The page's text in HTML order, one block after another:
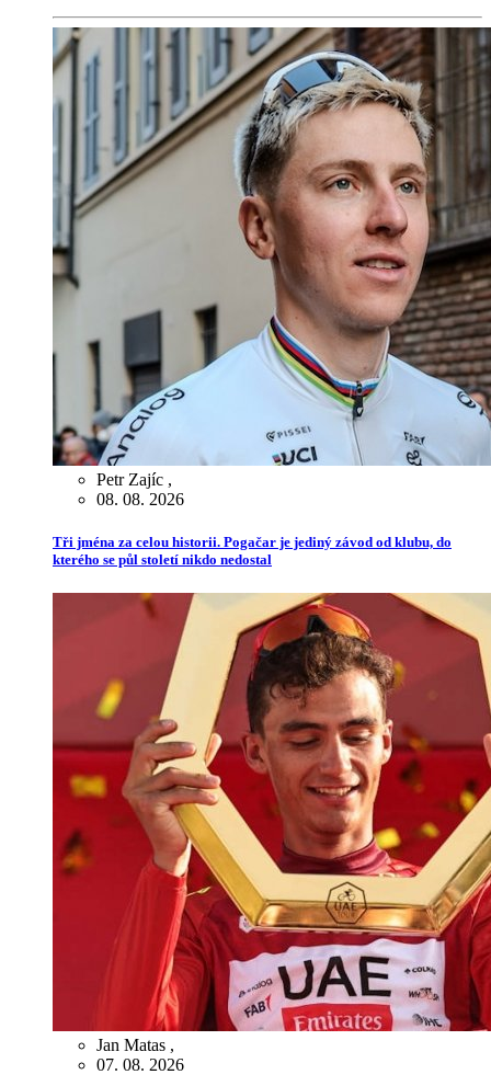
Petr Zajíc ,
08. 08. 2026
Tři jména za celou historii. Pogačar je jediný závod od klubu, do
kterého se půl století nikdo nedostal
Jan Matas ,
07. 08. 2026